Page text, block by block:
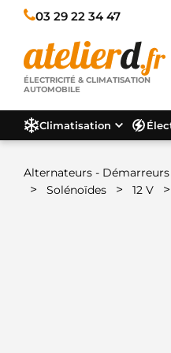
03 29 22 34 47
ÉLECTRICITÉ & CLIMATISATION
AUTOMOBILE
Climatisation
Alternateurs - Démarreurs
> Solénoïdes > 12 V >